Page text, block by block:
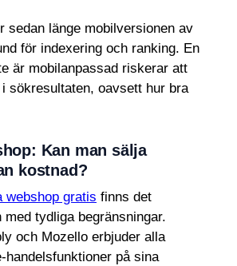
sedan länge mobilversionen av
för indexering och ranking. En
är mobilanpassad riskerar att
sökresultaten, oavsett hur bra
Kan man sälja
kostnad?
webshop gratis finns det
med tydliga begränsningar.
och Mozello erbjuder alla
handelsfunktioner på sina